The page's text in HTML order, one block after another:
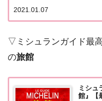
をまと
2021.01.07
▽ミシュランガイド最
の旅館
ミシュ
館』【